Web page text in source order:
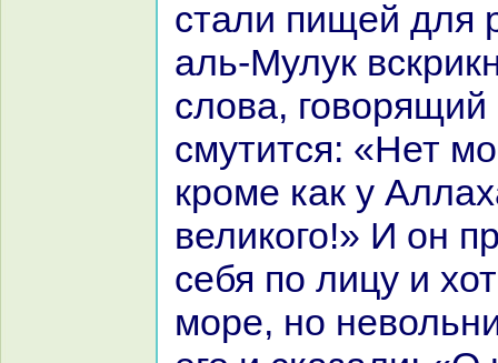
стали пищей
аль-Мулук
слова,
смутится: «Нет
кроме как у
великoго!» И он
себя по лицу и
море, но